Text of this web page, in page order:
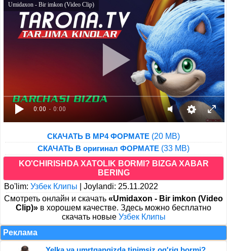
0:00 - 0:00
Umidaxon - Bir imkon (Video Clip)
СКАЧАТЬ В MP4 ФОРМАТЕ (20 MB)
СКАЧАТЬ В оригинал ФОРМАТЕ (33 MB)
KO'CHIRISHDA XATOLIK BORMI? BIZGA XABAR
BERING
Bo'lim: Узбек Клипы
Joylandi: 25.11.2022
Cмотреть онлайн и скачать «Umidaxon - Bir imkon (Video
Clip)» в хорошем качестве. Здесь можно бесплатно
скачать новые Узбек Клипы
Реклама